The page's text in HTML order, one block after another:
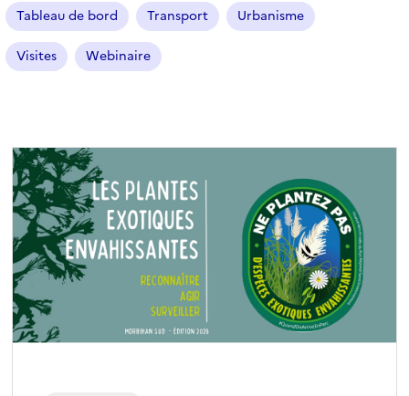
l
t
r
l
e
c
t
i
o
n
)
Tableau de bord Transport Urbanisme
Visites Webinaire